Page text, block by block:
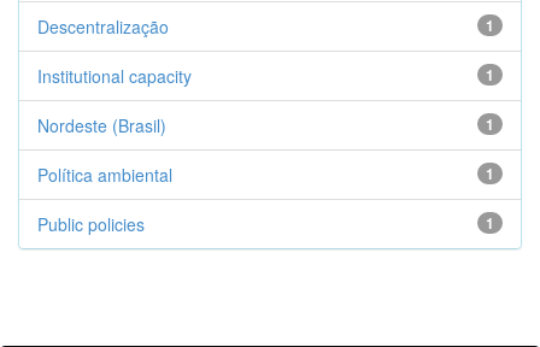
1
Descentralização
1
Institutional capacity
1
Nordeste (Brasil)
1
Política ambiental
1
Public policies